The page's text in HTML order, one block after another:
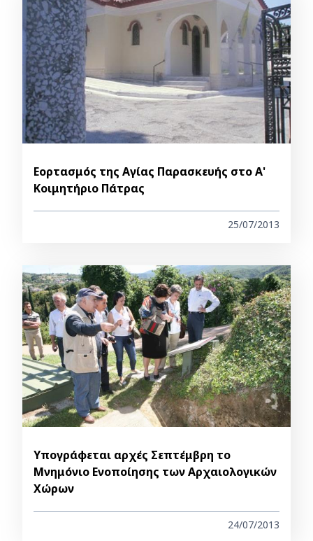
Εορτασμός της Αγίας Παρασκευής στο Α'
Κοιμητήριο Πάτρας
25/07/2013
Υπογράφεται αρχές Σεπτέμβρη το
Μνημόνιο Ενοποίησης των Αρχαιολογικών
Χώρων
24/07/2013